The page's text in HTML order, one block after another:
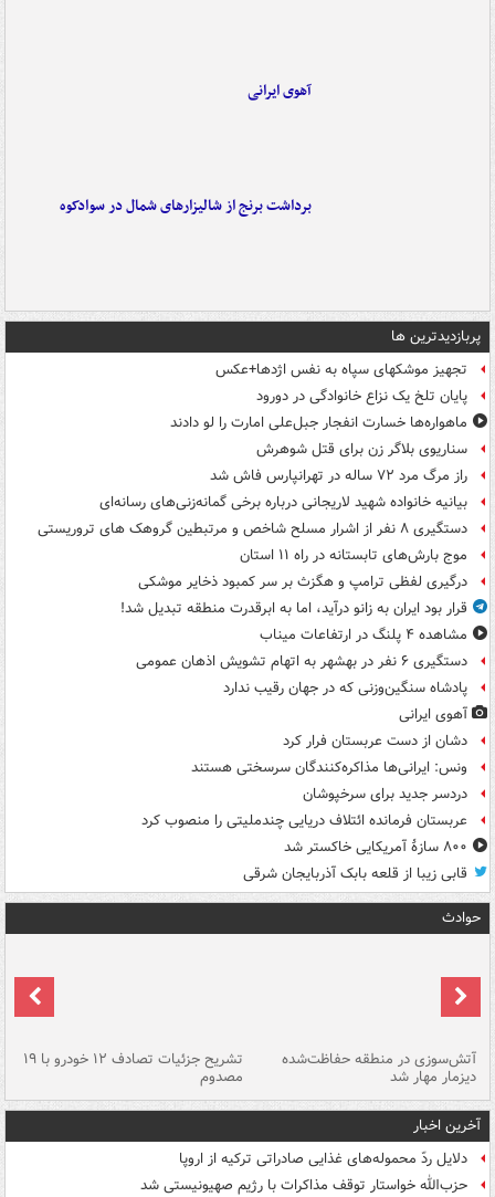
آهوی ایرانی
برداشت برنج از شالیزارهای شمال در سوادکوه
پربازدیدترین ها
تجهیز موشکهای سپاه به نفس اژدها+عکس
پایان تلخ یک نزاع خانوادگی در دورود
ماهواره‌ها خسارت انفجار جبل‌علی امارت را لو دادند
سناریوی بلاگر زن برای قتل شوهرش
راز مرگ مرد ۷۲ ساله در تهرانپارس فاش شد
بیانیه خانواده شهید لاریجانی درباره برخی گمانه‌زنی‌های رسانه‌ای
دستگیری ۸ نفر از اشرار مسلح شاخص و مرتبطین گروهک های تروریستی
موج بارش‌های تابستانه در راه ۱۱ استان
درگیری لفظی ترامپ و هگزث بر سر کمبود ذخایر موشکی
قرار بود ایران به زانو درآید، اما به ابرقدرت منطقه تبدیل شد!
مشاهده ۴ پلنگ در ارتفاعات میناب
دستگیری ۶ نفر در بهشهر به اتهام تشویش اذهان عمومی
پادشاه سنگین‌وزنی که در جهان رقیب ندارد
آهوی ایرانی
دشان از دست عربستان فرار کرد
ونس: ایرانی‌ها مذاکره‌کنندگان سرسختی هستند
دردسر جدید برای سرخپوشان
عربستان فرمانده ائتلاف دریایی چندملیتی را منصوب کرد
۸۰۰ سازۀ آمریکایی خاکستر شد
قابی زیبا از قلعه بابک آذربایجان شرقی
حوادث
آتش‌سوزی در منطقه حفاظت‌شده
دیزمار مهار شد
تشریح جزئیات تصادف ۱۲ خودرو با ۱۹
مصدوم
آخرین اخبار
دلایل ردّ محموله‌های غذایی صادراتی ترکیه از اروپا
حزب‌الله خواستار توقف مذاکرات با رژیم صهیونیستی شد